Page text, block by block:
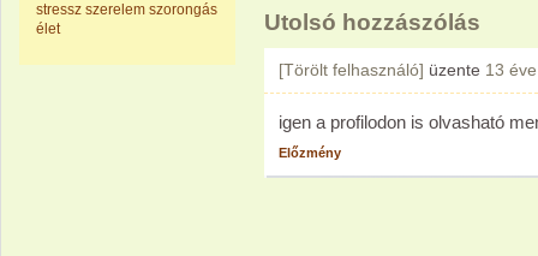
stressz szerelem szorongás
élet
Utolsó hozzászólás
[Törölt felhasználó] üzente 13 éve
igen a profilodon is olvasható
Előzmény